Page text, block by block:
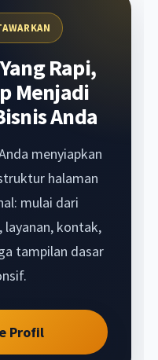
Rapi,
Menjadi
Anda
menyiapkan
halaman
mulai dari
layanan, kontak,
tampilan dasar
Profil